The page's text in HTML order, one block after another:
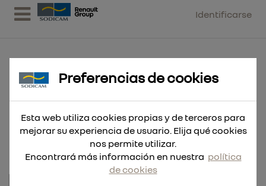
Identificarse
ENGRASADOR RECTO DIN71412
GAS 1/8' ACERO INOXIDABL
Preferencias de cookies
Esta web utiliza cookies propias y de terceros para
mejorar su experiencia de usuario. Elija qué cookies
nos permite utilizar.
Encontrará más información en nuestra política
de cookies